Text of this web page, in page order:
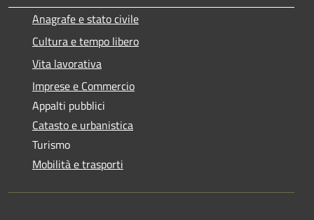
Anagrafe e stato civile
Cultura e tempo libero
Vita lavorativa
Imprese e Commercio
Appalti pubblici
Catasto e urbanistica
Turismo
Mobilità e trasporti